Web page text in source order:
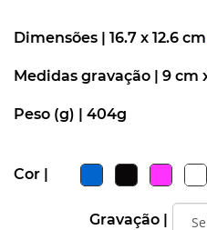
Dimensões | 16.7 x 12.6 cm
Medidas gravação | 9 cm
Peso (g) | 404g
Cor |
Gravação |